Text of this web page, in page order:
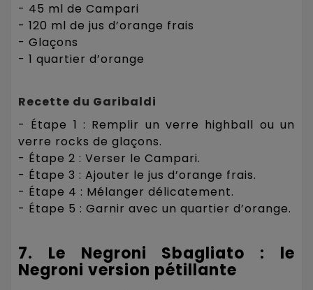
- 45 ml de Campari
- 120 ml de jus d’orange frais
- Glaçons
- 1 quartier d’orange
Recette du Garibaldi
- Étape 1 : Remplir un verre highball ou un
verre rocks de glaçons.
- Étape 2 : Verser le Campari.
- Étape 3 : Ajouter le jus d’orange frais.
- Étape 4 : Mélanger délicatement.
- Étape 5 : Garnir avec un quartier d’orange.
7. Le Negroni Sbagliato : le
Negroni version pétillante